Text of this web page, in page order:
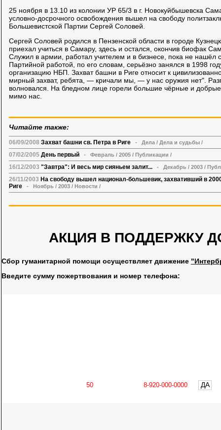
25 ноября в 13.10 из колонии УР 65/3 в г. Новокуйбышевска
условно-досрочного освобождения вышел на свободу
Большевистской Партии Сергей Соловей.
Сергей Соловей родился в Пензенской области в городе
приехал учиться в Самару, здесь и остался, окончив биофак
Служил в армии, работал учителем и в бизнесе, пока не нашёл
Партийной работой, по его словам, серьёзно занялся в 1998
организацию НБП. Захват башни в Риге относит к
мирный захват, ребята, — кричали мы, — у нас оружия нет".
волновался. На бледном лице горели большие чёрные и
мимо нас.
Читайте также:
06/09/2008 Захват башни св. Петра в Риге - Дела / Дела и судьбы /
07/02/2005 День первый - Февраль / 2005 / Публикации /
16/12/2003 "Завтра": И весь мир сияньем залит... - Декабрь / 2003 /
26/11/2003 На свободу вышел национал-большевик, захвативший в
Риге - Ноябрь / 2003 / Новости /
АКЦИЯ В ПОДДЕРЖКУ
Сбор гуманитарной помощи осуществляет движение
Введите сумму пожертвования и номер телефона:
ДА